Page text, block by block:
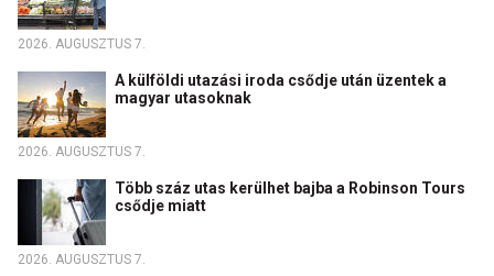
2026. AUGUSZTUS 7.
A külföldi utazási iroda csődje után üzentek a
magyar utasoknak
2026. AUGUSZTUS 7.
Több száz utas kerülhet bajba a Robinson Tours
csődje miatt
2026. AUGUSZTUS 7.